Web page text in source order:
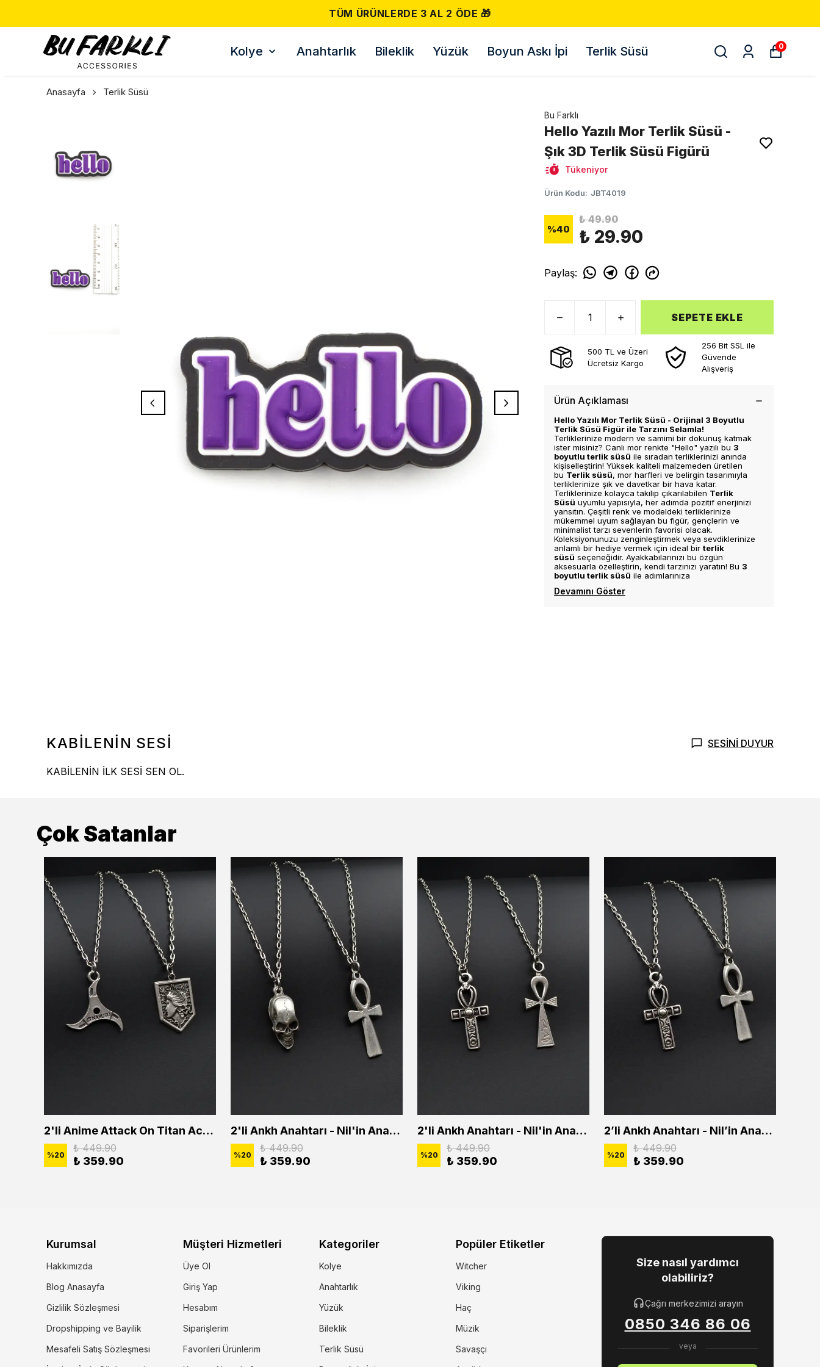
500 TL VE ÜZERI ÜCRETSIZ KARGO! 📦
Kolye Anahtarlık Bileklik Yüzük Boyun Askı İpi Terlik Süsü 0
Anasayfa Terlik Süsü
Bu Farklı
Hello Yazılı Mor Terlik Süsü -
Şık 3D Terlik Süsü Figürü
Tükeniyor
Ürün Kodu: JBT4019
%40
₺ 49.90
₺ 29.90
Paylaş:
SEPETE EKLE
500 TL ve Üzeri
Ücretsiz Kargo
256 Bit SSL ile
Güvende
Alışveriş
Ürün Açıklaması
Hello Yazılı Mor Terlik Süsü - Orijinal 3 Boyutlu
Terlik Süsü Figür ile Tarzını Selamla!
Terliklerinize modern ve samimi bir dokunuş katmak
ister misiniz? Canlı mor renkte "Hello" yazılı bu 3
boyutlu terlik süsü ile sıradan terliklerinizi anında
kişiselleştirin! Yüksek kaliteli malzemeden üretilen
bu Terlik süsü, mor harfleri ve belirgin tasarımıyla
terliklerinize şık ve davetkar bir hava katar.
Terliklerinize kolayca takılıp çıkarılabilen Terlik
Süsü uyumlu yapısıyla, her adımda pozitif enerjinizi
yansıtın. Çeşitli renk ve modeldeki terliklerinize
mükemmel uyum sağlayan bu figür, gençlerin ve
minimalist tarzı sevenlerin favorisi olacak.
Koleksiyonunuzu zenginleştirmek veya sevdiklerinize
anlamlı bir hediye vermek için ideal bir terlik
süsü seçeneğidir. Ayakkabılarınızı bu özgün
aksesuarla özelleştirin, kendi tarzınızı yaratın! Bu 3
boyutlu terlik süsü ile adımlarınıza
Devamını Göster
KABİLENİN SESİ SESİNİ DUYUR
KABİLENİN İLK SESİ SEN OL.
Çok Satanlar
2'li Anime Attack On Titan Acrylic Maria Anime Naruto Erkek Kadın Kolye Seti
%20
₺ 449.90
₺ 359.90
2'li Ankh Anahtarı - Nil'in Anahtarı - Kuru Kafa Erkek Kadın Kolye Seti
%20
₺ 449.90
₺ 359.90
2'li Ankh Anahtarı - Nil'in Anahtarı Erkek Kadın Kolye Seti
%20
₺ 449.90
₺ 359.90
2’li Ankh Anahtarı - Nil’in Anahtarı Erkek Kadın Kolye Seti
%20
₺ 449.90
₺ 359.90
Kurumsal
Hakkımızda
Blog Anasayfa
Gizlilik Sözleşmesi
Dropshipping ve Bayilik
Mesafeli Satış Sözleşmesi
Müşteri Hizmetleri
Üye Ol
Giriş Yap
Hesabım
Siparişlerim
Favorileri Ürünlerim
Kategoriler
Kolye
Anahtarlık
Yüzük
Bileklik
Terlik Süsü
Popüler Etiketler
Witcher
Viking
Haç
Müzik
Savaşçı
Size nasıl yardımcı
olabiliriz?
Çağrı merkezimizi arayın
0850 346 86 06